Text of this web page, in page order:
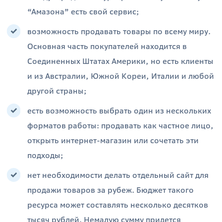
“Амазона” есть свой сервис;
возможность продавать товары по всему миру.
Основная часть покупателей находится в
Соединенных Штатах Америки, но есть клиенты
и из Австралии, Южной Кореи, Италии и любой
другой страны;
есть возможность выбрать один из нескольких
форматов работы: продавать как частное лицо,
открыть интернет-магазин или сочетать эти
подходы;
нет необходимости делать отдельный сайт для
продажи товаров за рубеж. Бюджет такого
ресурса может составлять несколько десятков
тысяч рублей. Немалую сумму придется